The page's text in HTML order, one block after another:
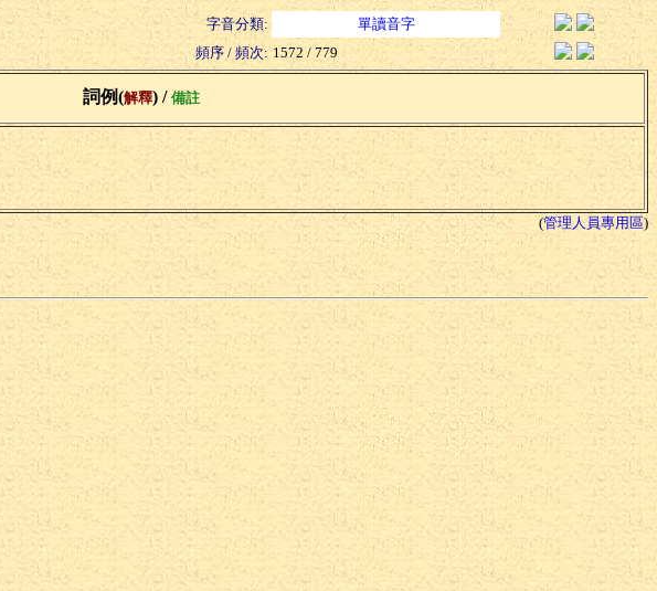
字音分類:
單讀音字
頻序 / 頻次: 1572 / 779
詞例(解釋) / 備註
(管理人員專用區)